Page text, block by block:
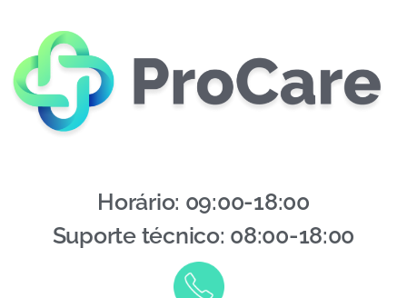
Horário: 09:00-18:00
Suporte técnico: 08:00-18:00